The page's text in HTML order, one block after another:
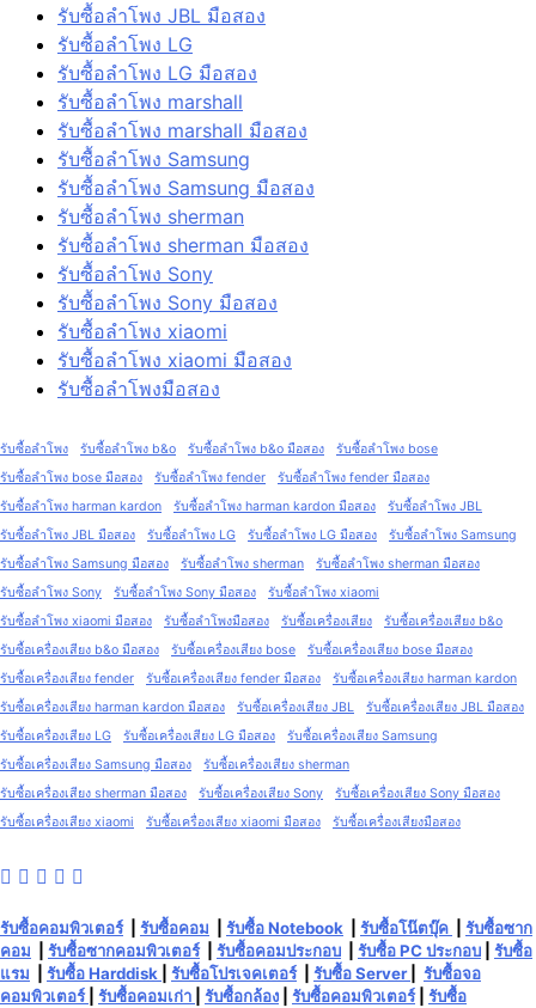
รับซื้อลำโพง JBL มือสอง
รับซื้อลำโพง LG
รับซื้อลำโพง LG มือสอง
รับซื้อลำโพง marshall
รับซื้อลำโพง marshall มือสอง
รับซื้อลำโพง Samsung
รับซื้อลำโพง Samsung มือสอง
รับซื้อลำโพง sherman
รับซื้อลำโพง sherman มือสอง
รับซื้อลำโพง Sony
รับซื้อลำโพง Sony มือสอง
รับซื้อลำโพง xiaomi
รับซื้อลำโพง xiaomi มือสอง
รับซื้อลำโพงมือสอง
รับซื้อลำโพง รับซื้อลำโพง b&o รับซื้อลำโพง b&o มือสอง
รับซื้อลำโพง bose
รับซื้อลำโพง bose มือสอง
รับซื้อลำโพง fender
รับซื้อลำโพง fender มือสอง
รับซื้อลำโพง harman kardon
รับซื้อลำโพง harman kardon มือสอง
รับซื้อลำโพง JBL
รับซื้อลำโพง JBL มือสอง
รับซื้อลำโพง LG รับซื้อลำโพง LG มือสอง
รับซื้อลำโพง Samsung
รับซื้อลำโพง Samsung มือสอง
รับซื้อลำโพง sherman
รับซื้อลำโพง sherman มือสอง
รับซื้อลำโพง Sony
รับซื้อลำโพง Sony มือสอง
รับซื้อลำโพง xiaomi
รับซื้อลำโพง xiaomi มือสอง
รับซื้อลำโพงมือสอง รับซื้อเครื่องเสียง
รับซื้อเครื่องเสียง b&o
รับซื้อเครื่องเสียง b&o มือสอง
รับซื้อเครื่องเสียง bose
รับซื้อเครื่องเสียง bose มือสอง
รับซื้อเครื่องเสียง fender
รับซื้อเครื่องเสียง fender มือสอง
รับซื้อเครื่องเสียง harman kardon
รับซื้อเครื่องเสียง harman kardon มือสอง
รับซื้อเครื่องเสียง JBL
รับซื้อเครื่องเสียง JBL มือสอง
รับซื้อเครื่องเสียง LG
รับซื้อเครื่องเสียง LG มือสอง
รับซื้อเครื่องเสียง Samsung
รับซื้อเครื่องเสียง Samsung มือสอง
รับซื้อเครื่องเสียง sherman
รับซื้อเครื่องเสียง sherman มือสอง
รับซื้อเครื่องเสียง Sony
รับซื้อเครื่องเสียง Sony มือสอง
รับซื้อเครื่องเสียง xiaomi
รับซื้อเครื่องเสียง xiaomi มือสอง รับซื้อเครื่องเสียงมือสอง
รับซื้อคอมพิวเตอร์| รับซื้อคอม รับซื้อ Notebook รับซื้อโน๊ตบุ๊ค
รับซื้อซาก
คอม
รับซื้อซากคอมพิวเตอร์| รับซื้อคอมประกอบ รับซื้อ PC ประกอบ
รับซื้อ
แรม
รับซื้อ Harddisk รับซื้อโปรเจคเตอร์| รับซื้อ Server
รับซื้อจอ
คอมพิวเตอร์
รับซื้อคอมเก่า รับซื้อกล้อง รับซื้อคอมพิวเตอร์| รับซื้อ